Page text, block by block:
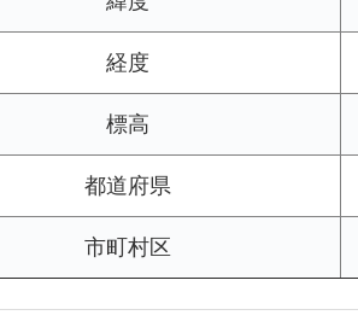
経度
標高
都道府県
市町村区